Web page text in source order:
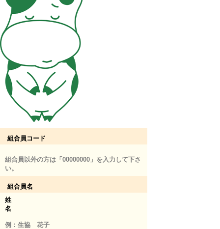
組合員コード
組合員以外の方は「00000000」を入力して下さ
い。
組合員名
姓
名
例：生協 花子